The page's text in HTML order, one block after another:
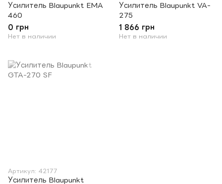
Усилитель Blaupunkt EMA
460
0 грн
Нет в наличии
Усилитель Blaupunkt VA-
275
1 866 грн
Нет в наличии
Артикул: 42177
Усилитель Blaupunkt